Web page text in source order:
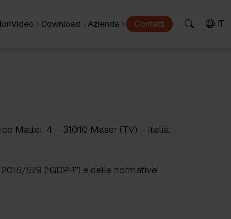
Video Download Azienda Contatti IT
Mattei, 4 – 31010 Maser (TV) – Italia.
679 (“GDPR”) e delle normative